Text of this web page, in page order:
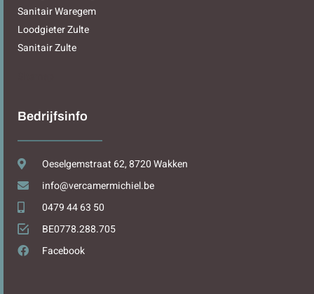
Sanitair Waregem
Loodgieter Zulte
Sanitair Zulte
Bedrijfsinfo
Oeselgemstraat 62, 8720 Wakken
info@vercamermichiel.be
0479 44 63 50
BE0778.288.705
Facebook